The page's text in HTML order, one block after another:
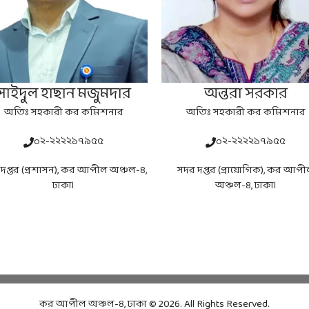
হাছান মজুমদার
অতিঃ সহকারী কর কমিশনার
০২-২২২২১৭৯৫৫
(প্রশাসন), কর আপীল অঞ্চল-৪,
ঢাকা।
অন্তরা সরকার
অতিঃ সহকারী কর কমিশনার
০২-২২২২১৭৯৫৫
সদর দপ্তর (প্রায়োগিক), কর
অঞ্চল-৪, ঢাকা।
কর আপীল অঞ্চল-৪, ঢাকা © 2026. All Rights Reserved.